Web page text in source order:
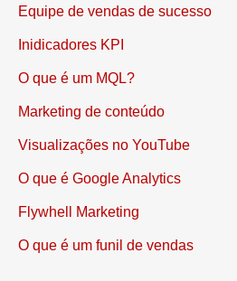
Equipe de vendas de sucesso
Inidicadores KPI
O que é um MQL?
Marketing de conteúdo
Visualizações no YouTube
O que é Google Analytics
Flywhell Marketing
O que é um funil de vendas